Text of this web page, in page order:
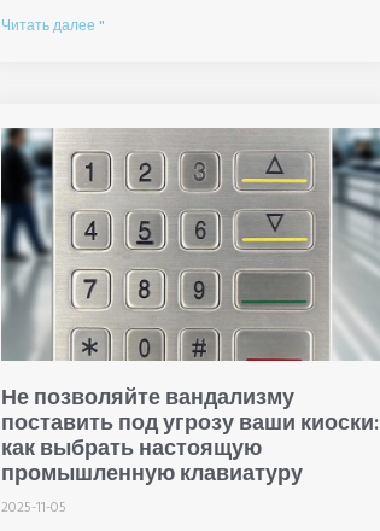
Читать далее "
Не позволяйте вандализму
поставить под угрозу ваши киоски:
как выбрать настоящую
промышленную клавиатуру
2025-11-05